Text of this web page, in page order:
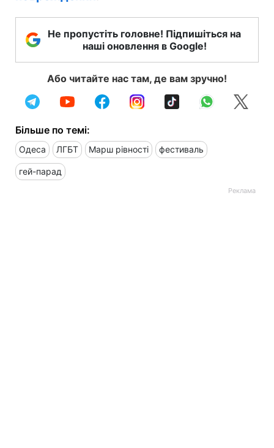
Не пропустіть головне! Підпишіться на
наші оновлення в Google!
Або читайте нас там, де вам зручно!
Більше по темі:
Одеса ЛГБТ Марш рівності фестиваль
гей-парад